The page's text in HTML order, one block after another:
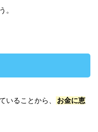
。
いることから、
お金に恵